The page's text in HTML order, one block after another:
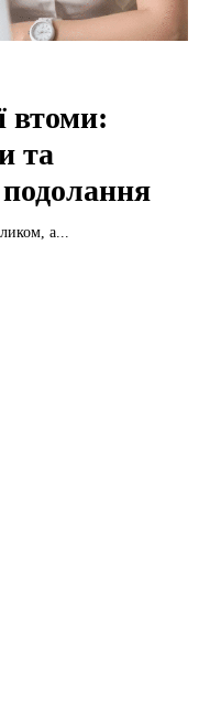
втоми:
та
а...